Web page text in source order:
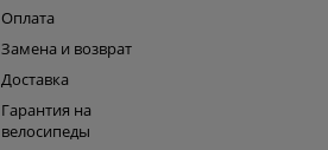
Оплата
Замена и возврат
Доставка
Гарантия на
велосипеды